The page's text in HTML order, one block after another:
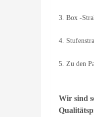
3. Box -
4.
5. Zu den
Wir sind